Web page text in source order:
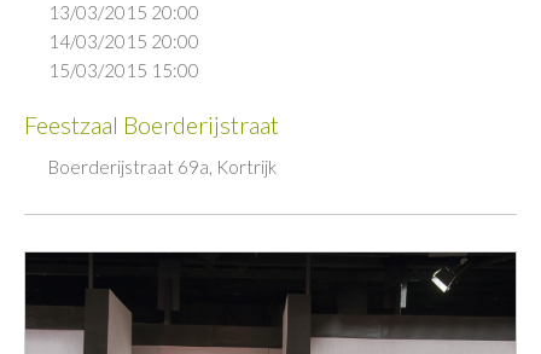
13/03/2015 20:00
14/03/2015 20:00
15/03/2015 15:00
Feestzaal Boerderijstraat
Boerderijstraat 69a, Kortrijk